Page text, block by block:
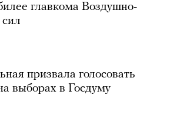
главкома Воздушно-
призвала голосовать
выборах в Госдуму